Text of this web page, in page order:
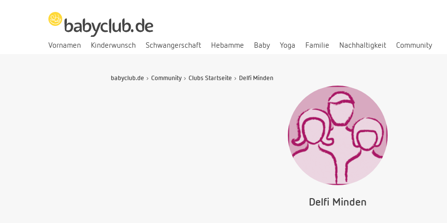
Vornamen Kinderwunsch Schwangerschaft Hebamme Baby Yoga Familie Nachhaltigkeit Community
babyclub.de Community Clubs Startseite Delfi Minden
Delfi Minden